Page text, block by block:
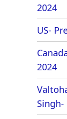
2024
US-
2024
Singh-